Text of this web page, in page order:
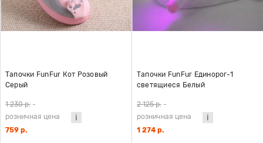
Тапочки FunFur Кот Розовый
Серый
1 230 р. -
розничная цена
759 р.
Тапочки FunFur Единорог-1
светящиеся Белый
2 125 р. -
розничная цена
1 274 р.